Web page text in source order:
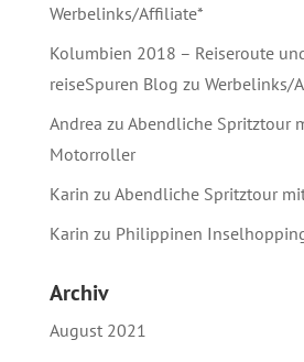
Werbelinks/Affiliate*
Kolumbien 2018 – Reiseroute
reiseSpuren Blog zu Werbelinks/
Andrea zu Abendliche Spritztour
Motorroller
Karin zu Abendliche Spritztour
Karin zu Philippinen
Archiv
August 2021